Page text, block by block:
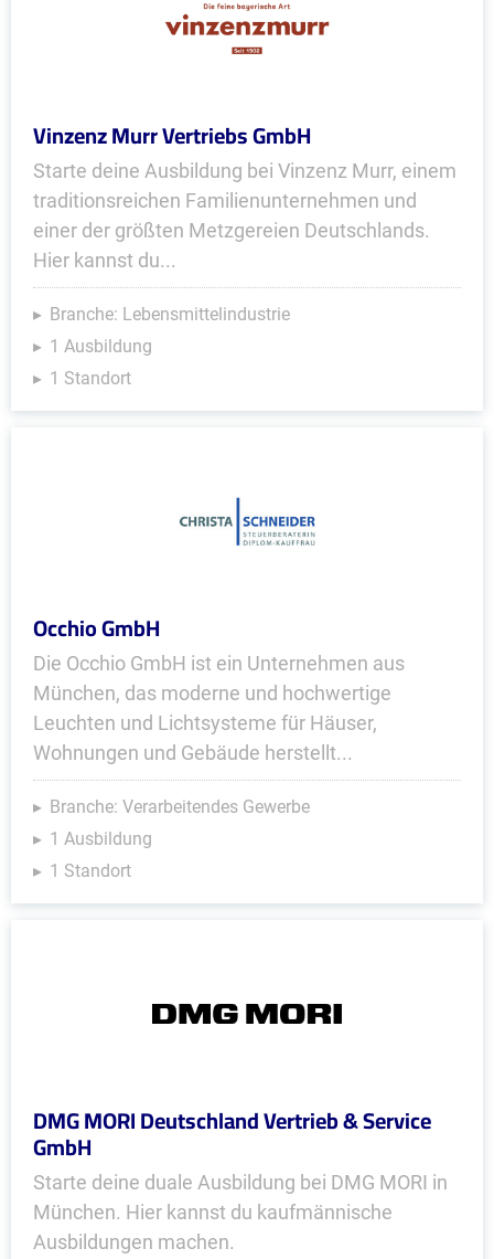
Vinzenz Murr Vertriebs GmbH
Starte deine Ausbildung bei Vinzenz Murr, einem
traditionsreichen Familienunternehmen und
einer der größten Metzgereien Deutschlands.
Hier kannst du...
Branche: Lebensmittelindustrie
1 Ausbildung
1 Standort
Occhio GmbH
Die Occhio GmbH ist ein Unternehmen aus
München, das moderne und hochwertige
Leuchten und Lichtsysteme für Häuser,
Wohnungen und Gebäude herstellt...
Branche: Verarbeitendes Gewerbe
1 Ausbildung
1 Standort
DMG MORI Deutschland Vertrieb & Service
GmbH
Starte deine duale Ausbildung bei DMG MORI in
München. Hier kannst du kaufmännische
Ausbildungen machen.